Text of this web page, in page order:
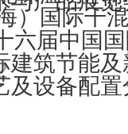
）国际干
六届中国
建筑节能
及设备配置